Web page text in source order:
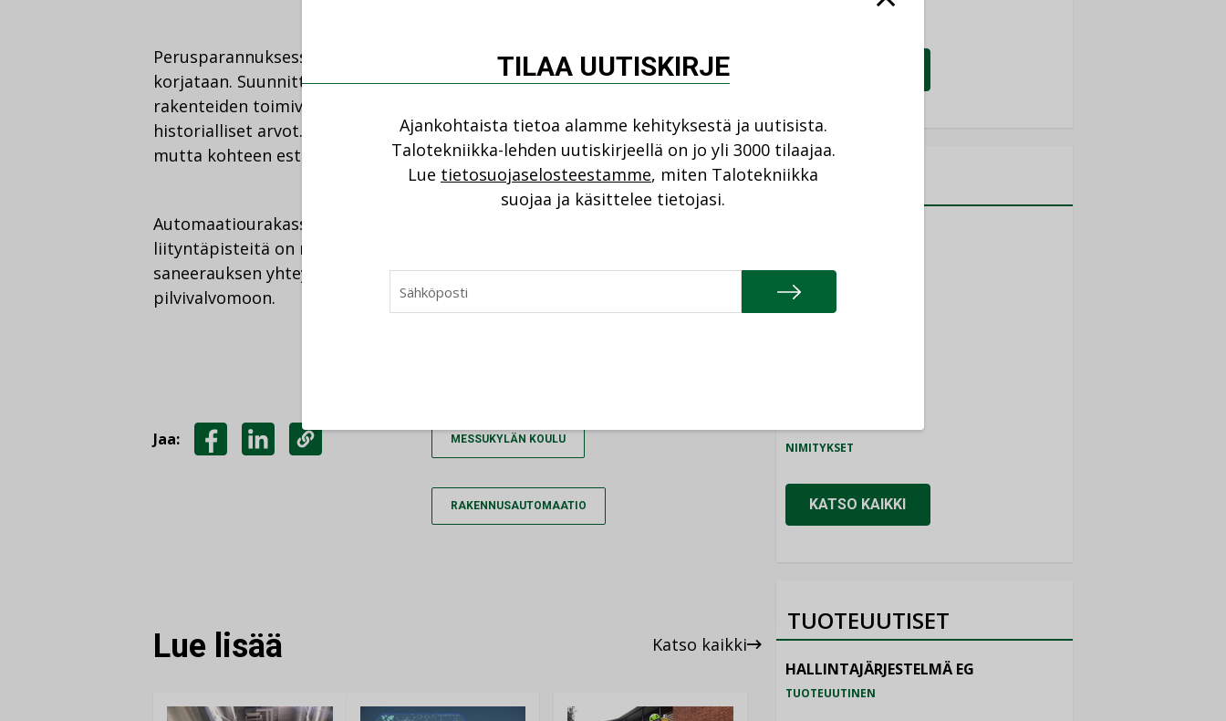
Perusparannuksessa vanhentuneet rakenteet ja järjestelmät uusitaan ja osa
korjataan. Suunnittelussa ja toteutuksessa kiinnitetään huomiota
rakenteiden toimivuuteen, ja ratkaisuissa otetaan huomioon rakennusten
historialliset arvot. Esimerkiksi kohteiden vanhat kaakeliuunit säilytetään,
mutta kohteen esteettömyyttä parannetaan.
Automaatiourakassa uusitaan kaikki viisi alakeskusta, ja fyysisiä
liityntäpisteitä on melkein 500 kappaletta. Koulurakennukset liitetään
saneerauksen yhteydessä Assemblinin ylläpitämään Tampereen kaupungin
pilvivalvomoon.
Jaa: MESSUKYLÄN KOULU
RAKENNUSAUTOMAATIO
Lue lisää Katso kaikki
NIMITYKSET
Refair
NIMITYKSET
KATSO KAIKKI
TUOTEUUTISET
HALLINTAJÄRJESTELMÄ EG
TUOTEUUTINEN
TILAA UUTISKIRJE
Ajankohtaista tietoa alamme kehityksestä ja uutisista.
Talotekniikka-lehden uutiskirjeellä on jo yli 3000 tilaajaa.
Lue tietosuojaselosteestamme, miten Talotekniikka
suojaa ja käsittelee tietojasi.